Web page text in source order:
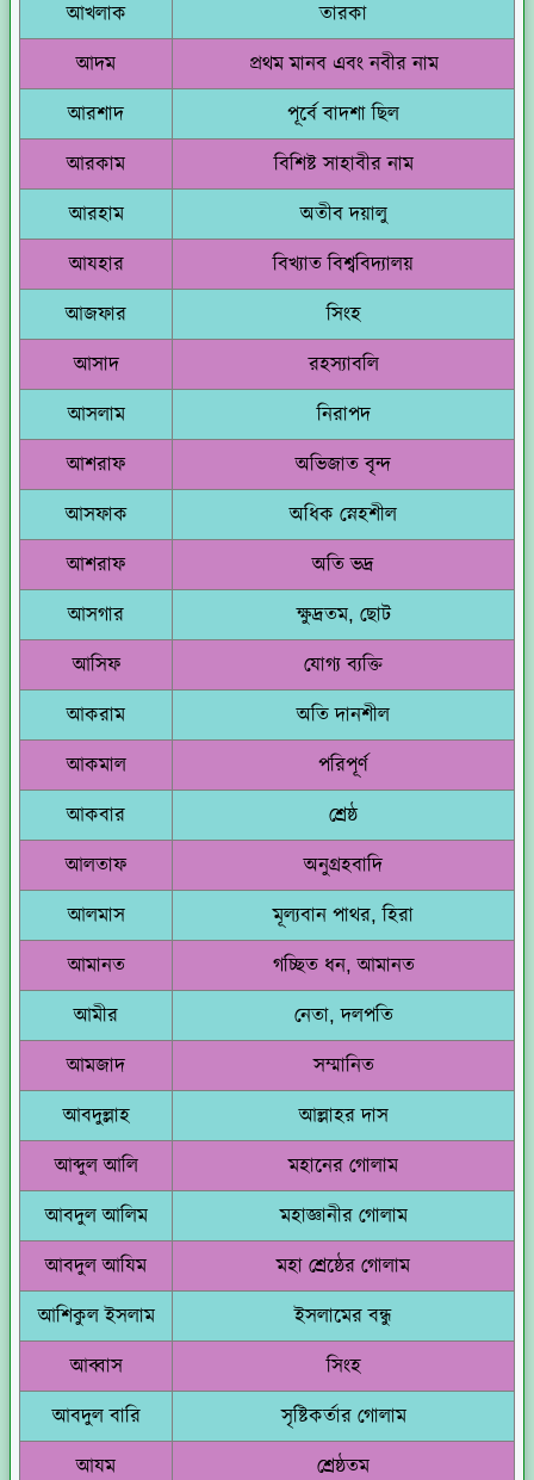
আখলাক তারকা
আদম প্রথম মানব এবং নবীর নাম
আরশাদ পূর্বে বাদশা ছিল
আরকাম বিশিষ্ট সাহাবীর নাম
আরহাম অতীব দয়ালু
আযহার বিখ্যাত বিশ্ববিদ্যালয়
আজফার সিংহ
আসাদ রহস্যাবলি
আসলাম নিরাপদ
আশরাফ অভিজাত বৃন্দ
আসফাক অধিক স্নেহশীল
আশরাফ অতি ভদ্র
আসগার ক্ষুদ্রতম, ছোট
আসিফ যোগ্য ব্যক্তি
আকরাম অতি দানশীল
আকমাল পরিপূর্ণ
আকবার শ্রেষ্ঠ
আলতাফ অনুগ্রহবাদি
আলমাস মূল্যবান পাথর, হিরা
আমানত গচ্ছিত ধন, আমানত
আমীর নেতা, দলপতি
আমজাদ সম্মানিত
আবদুল্লাহ আল্লাহর দাস
আব্দুল আলি মহানের গোলাম
আবদুল আলিম মহাজ্ঞানীর গোলাম
আবদুল আযিম মহা শ্রেষ্ঠের গোলাম
আশিকুল ইসলাম ইসলামের বন্ধু
আব্বাস সিংহ
আবদুল বারি সৃষ্টিকর্তার গোলাম
আযম শ্রেষ্ঠতম